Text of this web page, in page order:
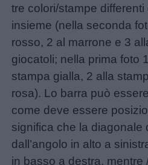
tre colori/stampe
insieme (nella seconda
rosso, 2 al marrone e 3
giocatoli; nella prima foto
stampa gialla, 2 alla
rosa). Lo barra può
come deve essere
significa che la diagonale
dall’angolo in alto a
in basso a destra, mentre